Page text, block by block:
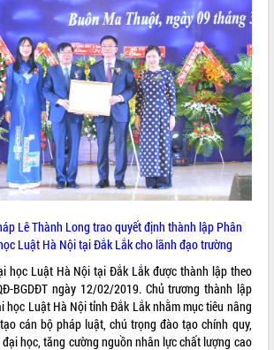
miễn phí
Cư Pui
Lắk thường kỳ
chương
khai nhiệm
nhân dân
nội dung
Lê Thành Long trao quyết định thành lập Phân
Luật Hà Nội tại Đắk Lắk cho lãnh đạo trường
học Luật Hà Nội tại Đắk Lắk được thành lập theo
BGDĐT ngày 12/02/2019. Chủ trương thành lập
học Luật Hà Nội tỉnh Đắk Lắk nhằm mục tiêu nâng
cán bộ pháp luật, chú trọng đào tạo chính quy,
học, tăng cường nguồn nhân lực chất lượng cao